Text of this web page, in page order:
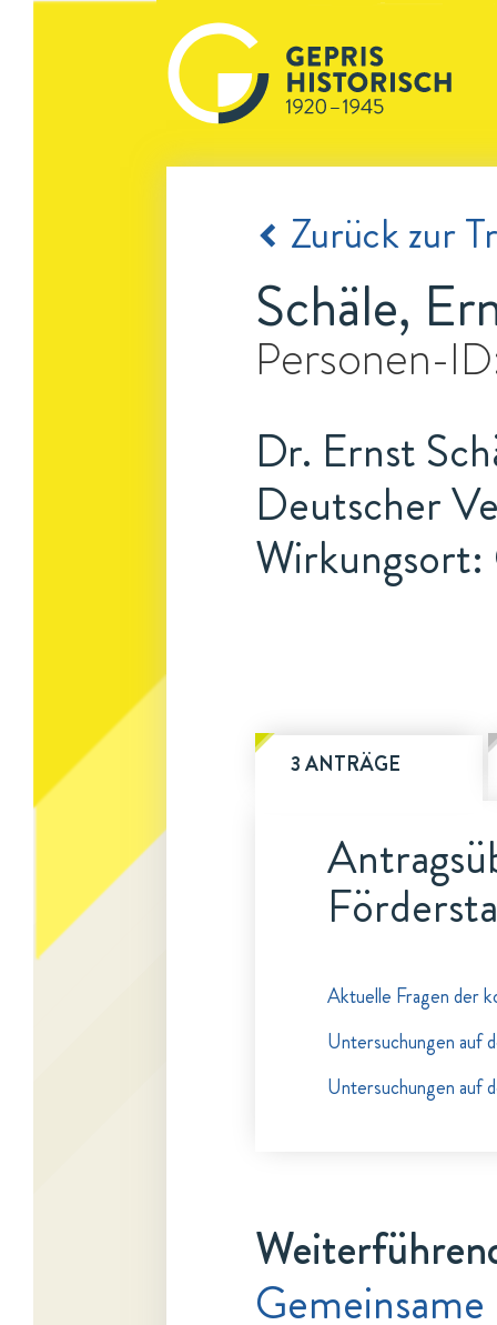
Zurück zur
Schäle,
Personen-
Dr. Ernst
Deutscher
3 ANTRÄGE
Aktuelle Fragen der
Untersuchungen auf
Untersuchungen auf